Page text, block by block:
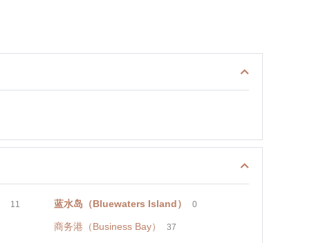
11 蓝水岛（Bluewaters Island） 0
商务港（Business Bay） 37